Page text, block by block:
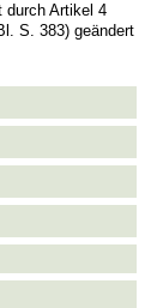
durch Artikel 4
S. 383) geändert